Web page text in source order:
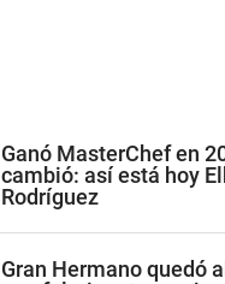
Ganó MasterChef en
cambió: así está hoy
Rodríguez
Gran Hermano quedó